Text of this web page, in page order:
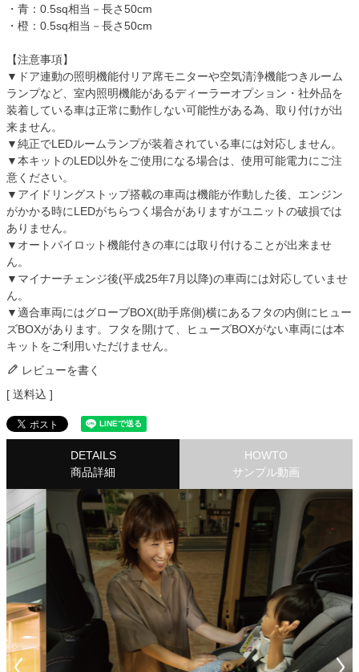
・青：0.5sq相当－長さ50cm
・橙：0.5sq相当－長さ50cm
【注意事項】
▼ドア連動の照明機能付リア席モニターや空気清浄機能つきルーム
ランプなど、室内照明機能があるディーラーオプション・社外品を
装着している車は正常に動作しない可能性がある為、取り付けが出
来ません。
▼純正でLEDルームランプが装着されている車には対応しません。
▼本キットのLED以外をご使用になる場合は、使用可能電力にご注
意ください。
▼アイドリングストップ搭載の車両は機能が作動した後、エンジン
がかかる時にLEDがちらつく場合がありますがユニットの破損では
ありません。
▼オートパイロット機能付きの車には取り付けることが出来ませ
ん。
▼マイナーチェンジ後(平成25年7月以降)の車両には対応していませ
ん。
▼適合車両にはグローブBOX(助手席側)横にあるフタの内側にヒュー
ズBOXがあります。フタを開けて、ヒューズBOXがない車両には本
キットをご利用いただけません。
レビューを書く
送料込
DETAILS
商品詳細
HOWTO
サンプル動画